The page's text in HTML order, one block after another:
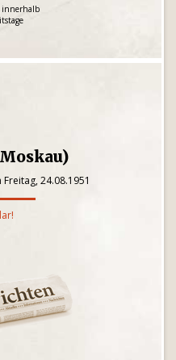
innerhalb
24.08.1951